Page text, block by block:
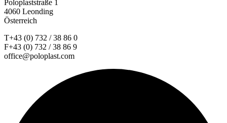
Poloplaststraße 1
4060 Leonding
Österreich
T+43 (0) 732 / 38 86 0
F+43 (0) 732 / 38 86 9
office@poloplast.com